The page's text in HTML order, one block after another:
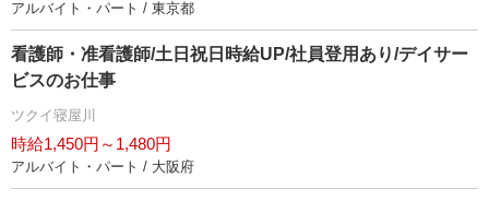
アルバイト・パート / 東京都
看護師・准看護師/土日祝日時給UP/社員登用あり/デイサー
ビスのお仕事
ツクイ寝屋川
時給1,450円～1,480円
アルバイト・パート / 大阪府